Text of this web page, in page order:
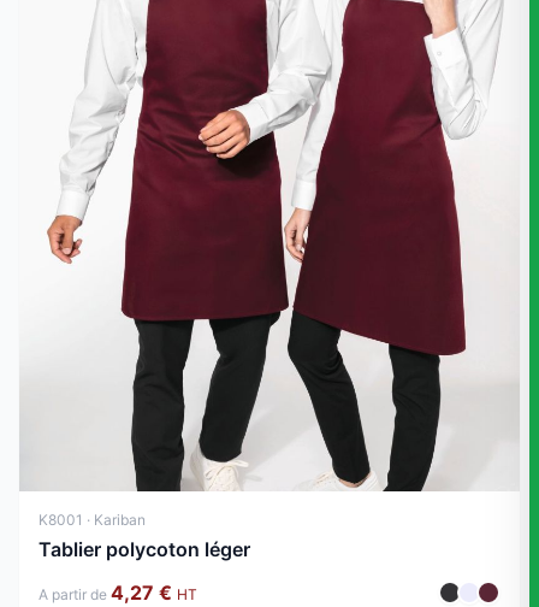
K8001 · Kariban
Tablier polycoton léger
A partir de 4,27 € HT